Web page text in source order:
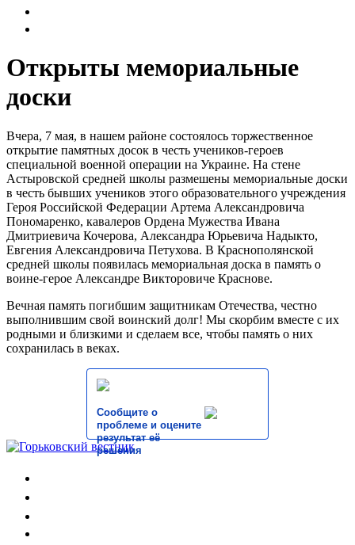
Открыты мемориальные
доски
Вчера, 7 мая, в нашем районе состоялось торжественное
открытие памятных досок в честь учеников-героев
специальной военной операции на Украине. На стене
Астыровской средней школы размешены мемориальные доски
в честь бывших учеников этого образовательного учреждения
Героя Российской Федерации Артема Александровича
Пономаренко, кавалеров Ордена Мужества Ивана
Дмитриевича Кочерова, Александра Юрьевича Надыкто,
Евгения Александровича Петухова. В Краснополянской
средней школы появилась мемориальная доска в память о
воине-герое Александре Викторовиче Краснове.
Вечная память погибшим защитникам Отечества, честно
выполнившим свой воинский долг! Мы скорбим вместе с их
родными и близкими и сделаем все, чтобы память о них
сохранилась в веках.
Сообщите о
проблеме и оцените
результат её
решения